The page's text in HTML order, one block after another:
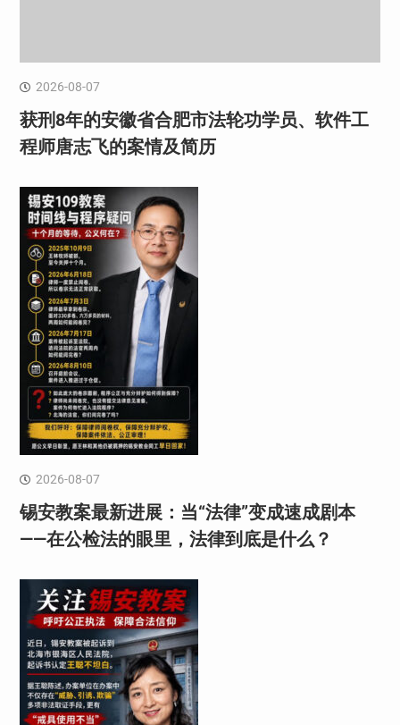
2026-08-07
获刑8年的安徽省合肥市法轮功学员、软件工
程师唐志飞的案情及简历
2026-08-07
锡安教案最新进展：当“法律”变成速成剧本
——在公检法的眼里，法律到底是什么？